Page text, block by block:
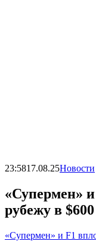
23:5817.08.25Новости
«Супермен»
рубежу в
«Супермен» и F1